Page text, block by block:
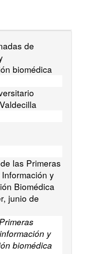
de
biomédica
las Primeras
y
Biomédica
junio de
y
biomédica